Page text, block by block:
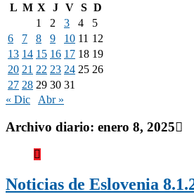
L M X J V S D
1
2 3 4
5
6
7 8 9 10 11 12
13 14 15 16 17 18 19
20 21 22 23 24 25 26
27 28 29 30 31
« Dic
Abr »
Archivo diario: enero 8, 2025
Noticias de Eslovenia